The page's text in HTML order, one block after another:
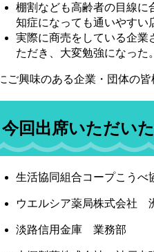
棚割なども高齢者の目線に
知症になっても通いやすい
実際に商売をしている企業
ただき、大変勉強になった。
ご興味のある企業・団体の
今回出席いただい
生活協同組合コープこうべ
ウエルシア薬局株式会社
淡路信用金庫 業務部